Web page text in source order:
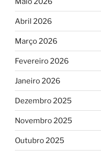
Abril 2026
Março 2026
Fevereiro 2026
Janeiro 2026
Dezembro 2025
Novembro 2025
Outubro 2025